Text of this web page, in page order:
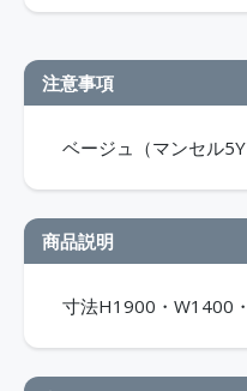
注意事項
ベージュ（マンセル
商品説明
寸法H1900・W1400